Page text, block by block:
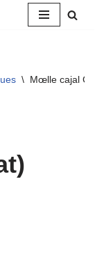
\ Mœlle cajal